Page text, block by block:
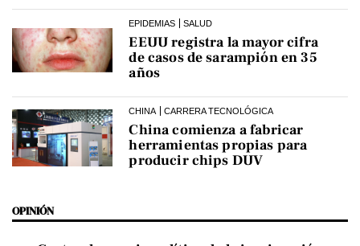
EPIDEMIAS SALUD
EEUU registra la mayor cifra
de casos de sarampión en 35
años
CHINA CARRERA TECNOLÓGICA
China comienza a fabricar
herramientas propias para
producir chips DUV
OPINIÓN